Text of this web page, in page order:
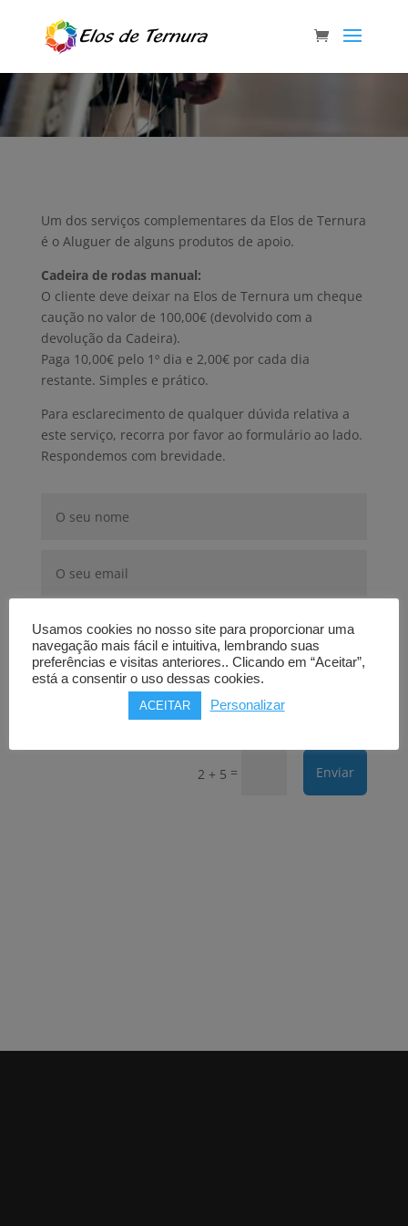
Um dos serviços complementares da Elos de Ternura
é o Aluguer de alguns produtos de apoio.
Cadeira de rodas manual:
O cliente deve deixar na Elos de Ternura um cheque
caução no valor de 100,00€ (devolvido com a
devolução da Cadeira).
Paga 10,00€ pelo 1º dia e 2,00€ por cada dia
restante. Simples e prático.
Para esclarecimento de qualquer dúvida relativa a
este serviço, recorra por favor ao formulário ao lado.
Respondemos com brevidade.
2 + 5 = Enviar
Usamos cookies no nosso site para proporcionar uma
navegação mais fácil e intuitiva, lembrando suas
preferências e visitas anteriores.. Clicando em “Aceitar”,
está a consentir o uso dessas cookies.
ACEITAR Personalizar